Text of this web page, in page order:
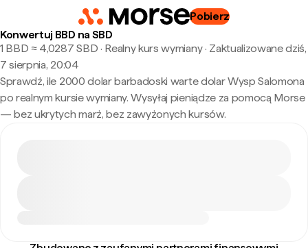
Pobierz
Konwertuj BBD na SBD
1 BBD ≈ 4,0287 SBD · Realny kurs wymiany· Zaktualizowane dziś,
7 sierpnia, 20:04
Sprawdź, ile 2000 dolar barbadoski warte dolar Wysp Salomona
po realnym kursie wymiany. Wysyłaj pieniądze za pomocą Morse
— bez ukrytych marż, bez zawyżonych kursów.